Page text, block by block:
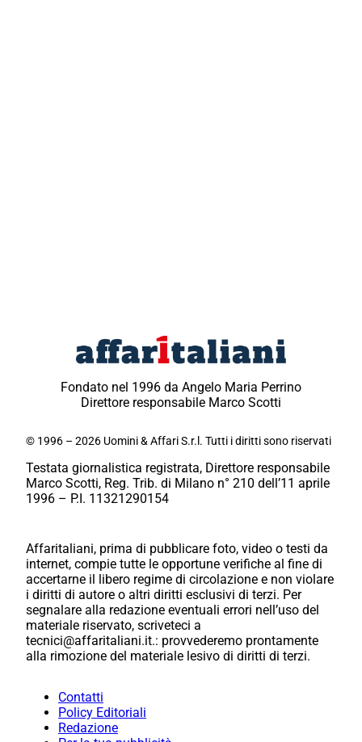
Fondato nel 1996 da Angelo Maria Perrino
Direttore responsabile Marco Scotti
© 1996 – 2026 Uomini & Affari S.r.l. Tutti i diritti sono riservati
Testata giornalistica registrata, Direttore responsabile
Marco Scotti, Reg. Trib. di Milano n° 210 dell’11 aprile
1996 – P.I. 11321290154
Affaritaliani, prima di pubblicare foto, video o testi da
internet, compie tutte le opportune verifiche al fine di
accertarne il libero regime di circolazione e non violare
i diritti di autore o altri diritti esclusivi di terzi. Per
segnalare alla redazione eventuali errori nell’uso del
materiale riservato, scriveteci a
tecnici@affaritaliani.it.: provvederemo prontamente
alla rimozione del materiale lesivo di diritti di terzi.
Contatti
Policy Editoriali
Redazione